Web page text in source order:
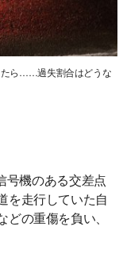
たら……過失割合はどうな
号機のある交差点
を走行していた自
の重傷を負い、